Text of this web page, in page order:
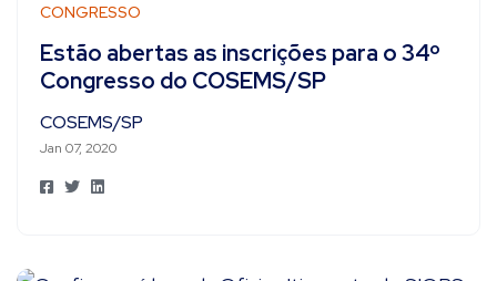
CONGRESSO
Estão abertas as inscrições para o 34º
Congresso do COSEMS/SP
COSEMS/SP
Jan 07, 2020